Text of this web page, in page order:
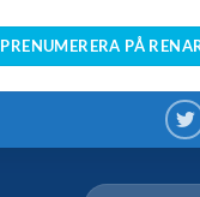
PRENUMERERA PÅ